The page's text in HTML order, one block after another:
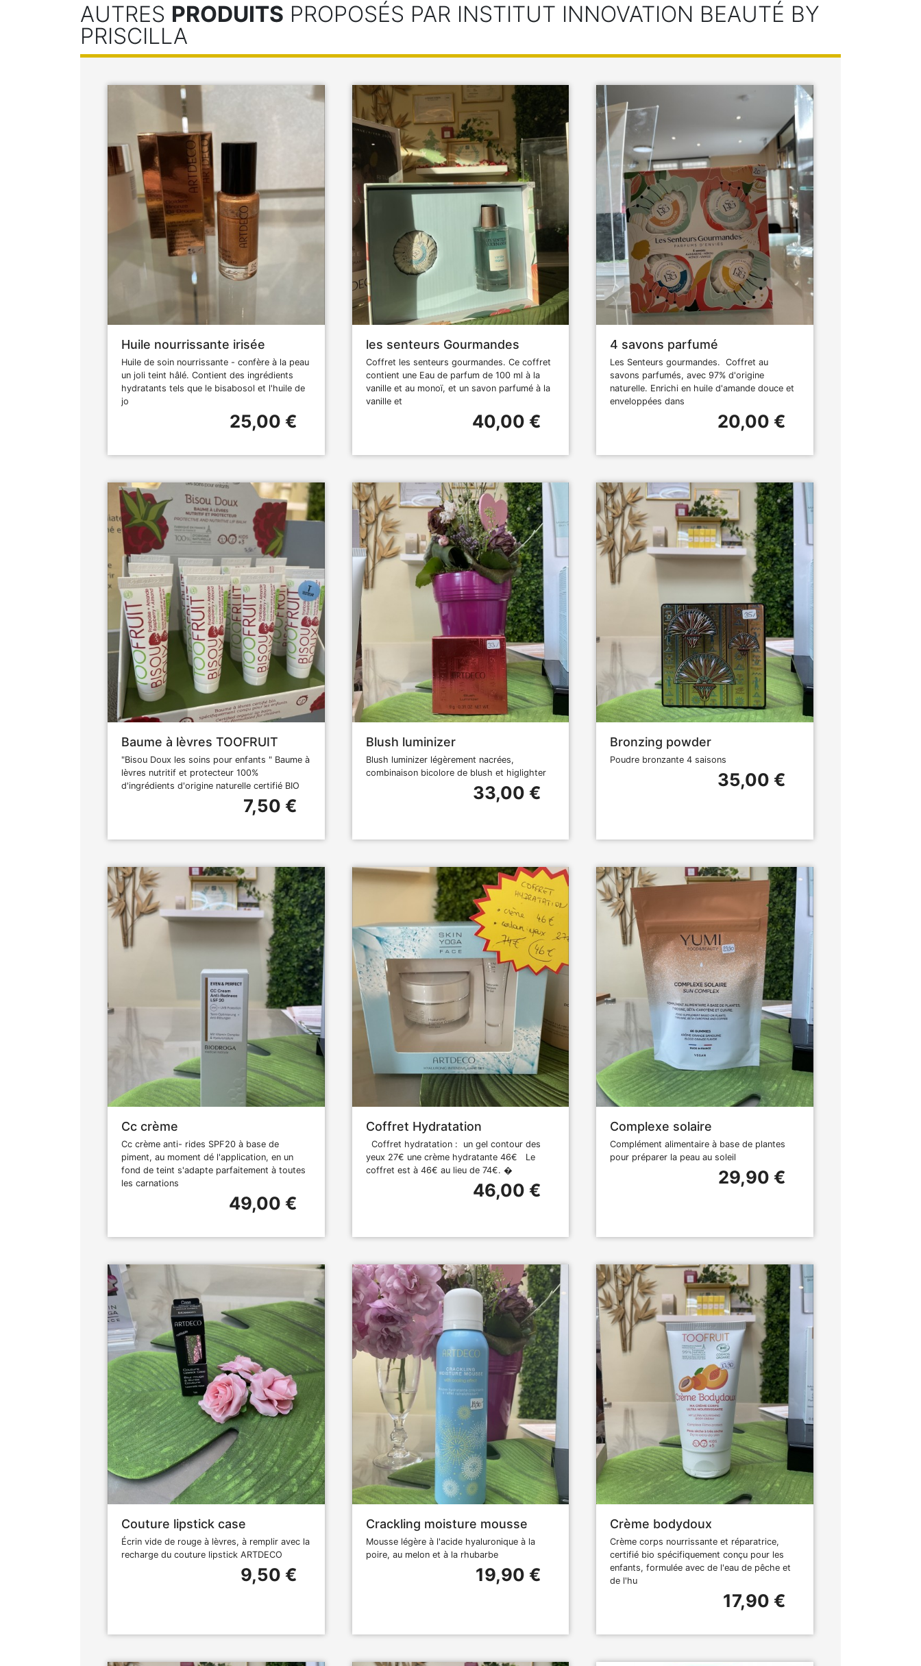
AUTRES PRODUITS PROPOSÉS PAR INSTITUT INNOVATION BEAUTÉ BY
PRISCILLA
Huile nourrissante irisée
Huile de soin nourrissante - confère à la peau
un joli teint hâlé. Contient des ingrédients
hydratants tels que le bisabosol et l'huile de
jo
25,00 €
les senteurs Gourmandes
Coffret les senteurs gourmandes. Ce coffret
contient une Eau de parfum de 100 ml à la
vanille et au monoï, et un savon parfumé à la
vanille et
40,00 €
4 savons parfumé
Les Senteurs gourmandes. Coffret au
savons parfumés, avec 97% d'origine
naturelle. Enrichi en huile d'amande douce et
enveloppées dans
20,00 €
Baume à lèvres TOOFRUIT
"Bisou Doux les soins pour enfants " Baume à
lèvres nutritif et protecteur 100%
d'ingrédients d'origine naturelle certifié BIO
7,50 €
Blush luminizer
Blush luminizer légèrement nacrées,
combinaison bicolore de blush et higlighter
33,00 €
Bronzing powder
Poudre bronzante 4 saisons
35,00 €
Cc crème
Cc crème anti- rides SPF20 à base de
piment, au moment dé l'application, en un
fond de teint s'adapte parfaitement à toutes
les carnations
49,00 €
Coffret Hydratation
Coffret hydratation : un gel contour des
yeux 27€ une crème hydratante 46€ Le
coffret est à 46€ au lieu de 74€. �
46,00 €
Complexe solaire
Complément alimentaire à base de plantes
pour préparer la peau au soleil
29,90 €
Couture lipstick case
Écrin vide de rouge à lèvres, à remplir avec la
recharge du couture lipstick ARTDECO
9,50 €
Crackling moisture mousse
Mousse légère à l'acide hyaluronique à la
poire, au melon et à la rhubarbe
19,90 €
Crème bodydoux
Crème corps nourrissante et réparatrice,
certifié bio spécifiquement conçu pour les
enfants, formulée avec de l'eau de pêche et
de l'hu
17,90 €